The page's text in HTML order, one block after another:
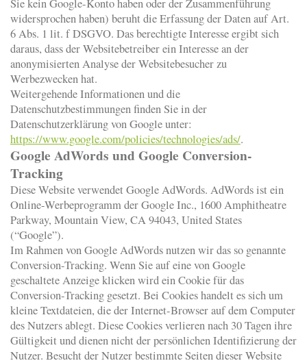
Sie kein Google-Konto haben oder der Zusammenführung
widersprochen haben) beruht die Erfassung der Daten auf Art.
6 Abs. 1 lit. f DSGVO. Das berechtigte Interesse ergibt sich
daraus, dass der Websitebetreiber ein Interesse an der
anonymisierten Analyse der Websitebesucher zu
Werbezwecken hat.
Weitergehende Informationen und die
Datenschutzbestimmungen finden Sie in der
Datenschutzerklärung von Google unter:
https://www.google.com/policies/technologies/ads/.
Google AdWords und Google Conversion-
Tracking
Diese Website verwendet Google AdWords. AdWords ist ein
Online-Werbeprogramm der Google Inc., 1600 Amphitheatre
Parkway, Mountain View, CA 94043, United States
(“Google”).
Im Rahmen von Google AdWords nutzen wir das so genannte
Conversion-Tracking. Wenn Sie auf eine von Google
geschaltete Anzeige klicken wird ein Cookie für das
Conversion-Tracking gesetzt. Bei Cookies handelt es sich um
kleine Textdateien, die der Internet-Browser auf dem Computer
des Nutzers ablegt. Diese Cookies verlieren nach 30 Tagen ihre
Gültigkeit und dienen nicht der persönlichen Identifizierung der
Nutzer. Besucht der Nutzer bestimmte Seiten dieser Website